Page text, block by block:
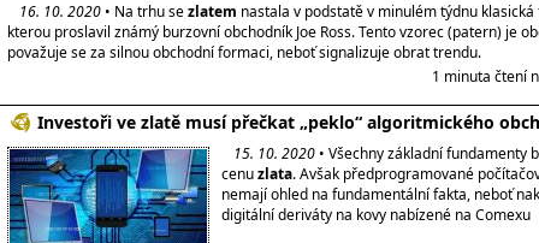
16. 10. 2020 • Na trhu sezlatem nastala v podstatě v minulém týdnu
kterou proslavil známý burzovní obchodník Joe Ross. Tento vzorec (patern) je
považuje se za silnou obchodní formaci, neboť signalizuje obrat trendu.
1 minuta čtení
Investoři ve zlatě musí přečkat „peklo“ algoritmického
15. 10. 2020 • Všechny základní fundamenty
cenuzlata. Avšak předprogramované
nemají ohled na fundamentální fakta, neboť
digitální deriváty na kovy nabízené na Comexu